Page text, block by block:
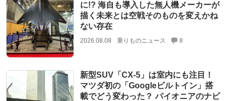
に!? 海自も導入した無人機メーカーが
描く未来とは空戦そのものを変えかね
ない存在
2026.08.08 乗りものニュース 8
新型SUV「CX-5」は室内にも注目！
マツダ初の「Googleビルトイン」搭
載でどう変わった？ パイオニアのナビ